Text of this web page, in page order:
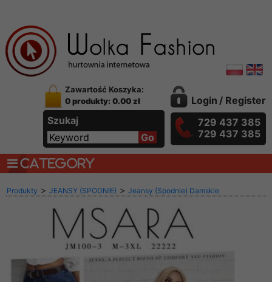
Zawartość Koszyka:
0 produkty: 0.00 zł
Szukaj
Login / Register
729 437 385
729 437 385
CATEGORY
Produkty > JEANSY (SPODNIE) > Jeansy (Spodnie) Damskie